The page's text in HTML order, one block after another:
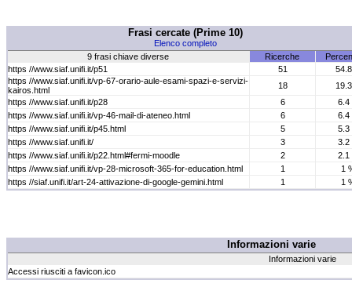
Frasi cercate (Prime 10)
Elenco completo
9 frasi chiave diverse
Ricerche
https //www.siaf.unifi.it/p51
51
https //www.siaf.unifi.it/vp-67-orario-aule-esami-spazi-e-servizi-
kairos.html
18
https //www.siaf.unifi.it/p28
6
6.4
https //www.siaf.unifi.it/vp-46-mail-di-ateneo.html
6
6.4
https //www.siaf.unifi.it/p45.html
5
5.3
https //www.siaf.unifi.it/
3
3.2
https //www.siaf.unifi.it/p22.html#fermi-moodle
2
2.1
https //www.siaf.unifi.it/vp-28-microsoft-365-for-education.html
1
1
https //siaf.unifi.it/art-24-attivazione-di-google-gemini.html
1 1
Informazioni varie
Informazioni varie
Accessi riusciti a favicon.ico